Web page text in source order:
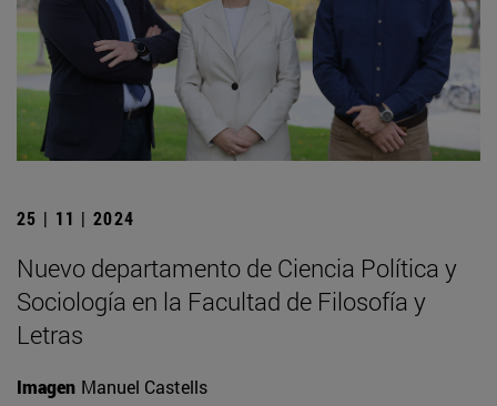
25 | 11 | 2024
Nuevo departamento de Ciencia Política y
Sociología en la Facultad de Filosofía y
Letras
Imagen Manuel Castells